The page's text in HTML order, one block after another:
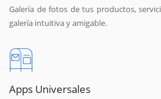
Galería de fotos de tus productos,
galería intuitiva y amigable.
Apps Universales